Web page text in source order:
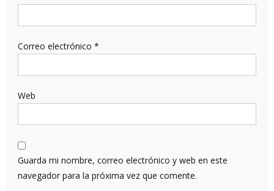
Correo electrónico *
Web
Guarda mi nombre, correo electrónico y web en este
navegador para la próxima vez que comente.